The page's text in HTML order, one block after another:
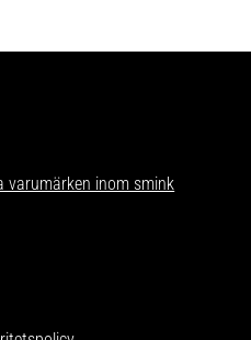
varumärken inom smink